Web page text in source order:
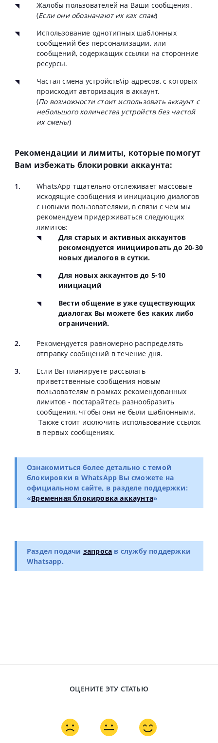
Жалобы пользователей на Ваши сообщения.
(Если они обозначают их как спам)
Использование однотипных шаблонных
сообщений без персонализации, или
сообщений, содержащих ссылки на сторонние
ресурсы.
Частая смена устройств\ip-адресов, с которых
происходит авторизация в аккаунт.
(По возможности стоит использовать аккаунт с
небольшого количества устройств без частой
их смены)
Рекомендации и лимиты, которые помогут
Вам избежать блокировки аккаунта:
WhatsApp тщательно отслеживает массовые
исходящие сообщения и инициацию диалогов
с новыми пользователями, в связи с чем мы
рекомендуем придерживаться следующих
лимитов:
Для старых и активных аккаунтов
рекомендуется инициировать до 20-30
новых диалогов в сутки.
Для новых аккаунтов до 5-10
инициаций
Вести общение в уже существующих
диалогах Вы можете без каких либо
ограничений.
Рекомендуется равномерно распределять
отправку сообщений в течение дня.
Если Вы планируете рассылать
приветственные сообщения новым
пользователям в рамках рекомендованных
лимитов - постарайтесь разнообразить
сообщения, чтобы они не были шаблонными.
Также стоит исключить использование ссылок
в первых сообщениях.
Ознакомиться более детально с темой
блокировки в WhatsApp Вы сможете на
официальном сайте, в разделе поддержки:
«Временная блокировка аккаунта»
Раздел подачи запроса в службу поддержки
Whatsapp.
ОЦЕНИТЕ ЭТУ СТАТЬЮ